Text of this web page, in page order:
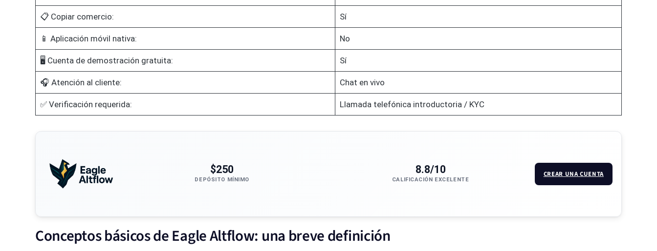
📋 Copiar comercio: Sí
📱 Aplicación móvil nativa: No
🖥️ Cuenta de demostración gratuita: Sí
🎧 Atención al cliente: Chat en vivo
✅ Verificación requerida: Llamada telefónica introductoria / KYC
$250
DEPÓSITO MÍNIMO
8.8/10
CALIFICACIÓN EXCELENTE
CREAR UNA CUENTA
Conceptos básicos de Eagle Altflow: una breve definición